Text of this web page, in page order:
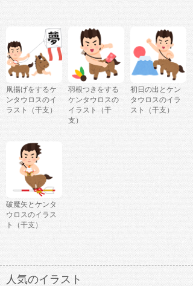
凧揚げをするケ
ンタウロスのイ
ラスト（干支）
羽根つきをする
ケンタウロスの
イラスト（干
支）
初日の出とケン
タウロスのイラ
スト（干支）
破魔矢とケンタ
ウロスのイラス
ト（干支）
人気のイラスト